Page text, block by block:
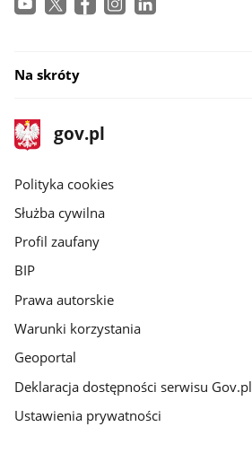
Na skróty
stopka
gov.pl
Strona
gov.pl
gov.pl
Polityka cookies
Służba cywilna
Profil zaufany
BIP
Prawa autorskie
Warunki korzystania
Geoportal
Deklaracja dostępności serwisu Gov.pl
Ustawienia prywatności